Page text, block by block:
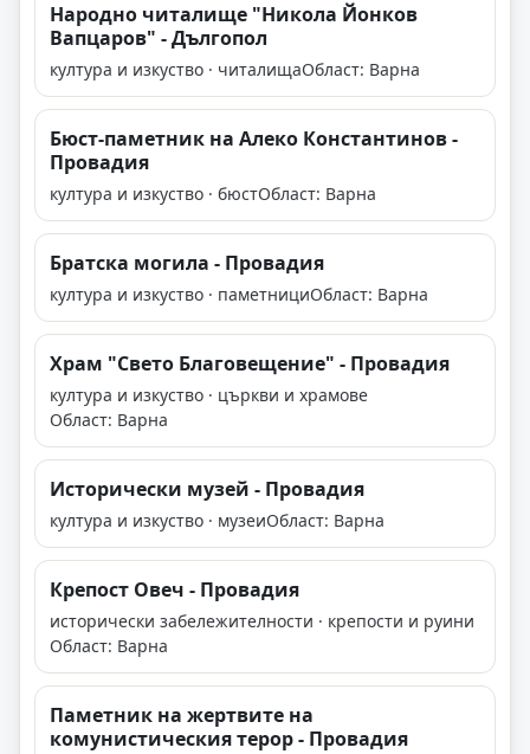
Народно читалище "Никола Йонков
Вапцаров" - Дългопол
култура и изкуство · читалищаОбласт: Варна
Бюст-паметник на Алеко Константинов -
Провадия
култура и изкуство · бюстОбласт: Варна
Братска могила - Провадия
култура и изкуство · паметнициОбласт: Варна
Храм "Свето Благовещение" - Провадия
култура и изкуство · църкви и храмове
Област: Варна
Исторически музей - Провадия
култура и изкуство · музеиОбласт: Варна
Крепост Овеч - Провадия
исторически забележителности · крепости и руини
Област: Варна
Паметник на жертвите на
комунистическия терор - Провадия